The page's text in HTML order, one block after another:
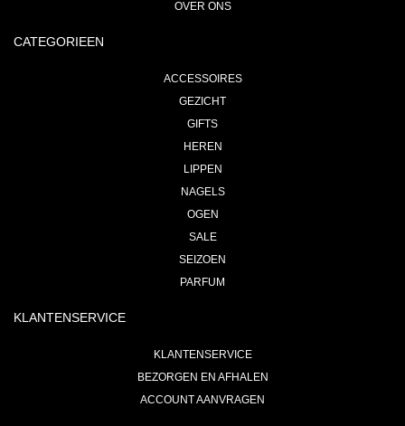
OVER ONS
CATEGORIEEN
ACCESSOIRES
GEZICHT
GIFTS
HEREN
LIPPEN
NAGELS
OGEN
SALE
SEIZOEN
PARFUM
KLANTENSERVICE
KLANTENSERVICE
BEZORGEN EN AFHALEN
ACCOUNT AANVRAGEN